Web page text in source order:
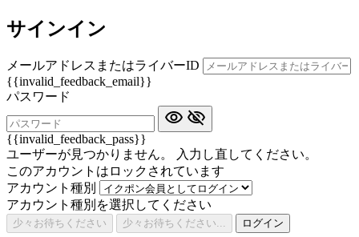
サインイン
メールアドレスまたはライバーID
{{invalid_feedback_email}}
パスワード
{{invalid_feedback_pass}}
ユーザーが見つかりません。 入力し直してください。
このアカウントはロックされています
アカウント種別
アカウント種別を選択してください
少々お待ちください 少々お待ちください... ログイン